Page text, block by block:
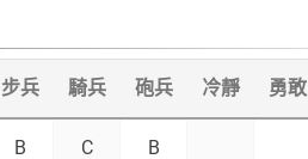
步兵 騎兵 砲兵 冷靜 勇敢
B C B